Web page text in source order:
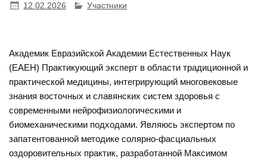
12.02.2026 Участники
Академик Евразийской Академии Естественных Наук
(ЕАЕН) Практикующий эксперт в области традиционной и
практической медицины, интегрирующий многовековые
знания восточных и славянских систем здоровья с
современными нейрофизиологическими и
биомеханическими подходами. Являюсь экспертом по
запатентованной методике солярно-фасциальных
оздоровительных практик, разработанной Максимом